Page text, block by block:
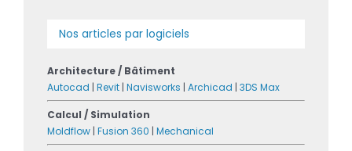
Nos articles par logiciels
Architecture / Bâtiment
Autocad | Revit | Navisworks | Archicad | 3DS Max
Calcul / Simulation
Moldflow | Fusion 360 | Mechanical